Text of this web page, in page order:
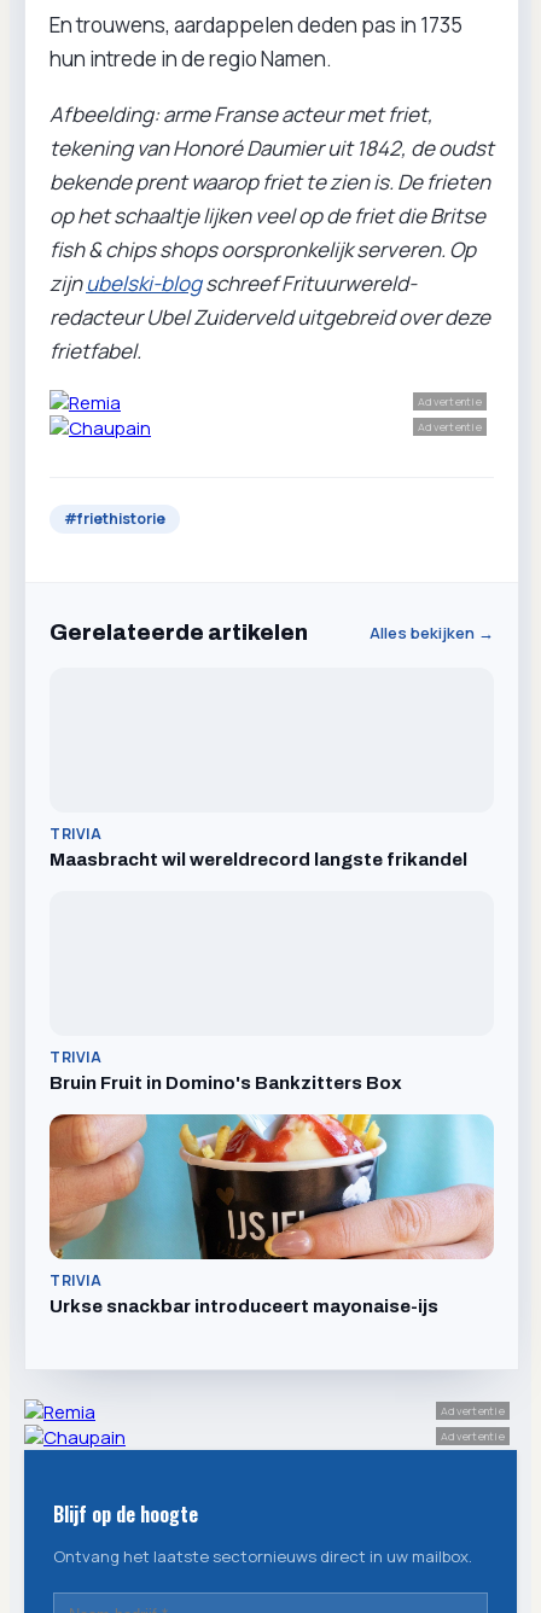
En trouwens, aardappelen deden pas in 1735
hun intrede in de regio Namen.
Afbeelding: arme Franse acteur met friet,
tekening van Honoré Daumier uit 1842, de oudst
bekende prent waarop friet te zien is. De frieten
op het schaaltje lijken veel op de friet die Britse
fish & chips shops oorspronkelijk serveren. Op
zijnubelski-blogschreef Frituurwereld-
redacteur Ubel Zuiderveld uitgebreid over deze
frietfabel.
Advertentie
Advertentie
#friethistorie
Gerelateerde artikelen Alles bekijken →
TRIVIA
Maasbracht wil wereldrecord langste frikandel
TRIVIA
Bruin Fruit in Domino's Bankzitters Box
TRIVIA
Urkse snackbar introduceert mayonaise-ijs
Advertentie
Advertentie
Blijf op de hoogte
Ontvang het laatste sectornieuws direct in uw mailbox.